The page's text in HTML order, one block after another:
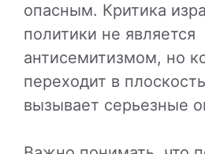
опасным. Критика
политики не является
антисемитизмом, но
переходит в
вызывает серьезные